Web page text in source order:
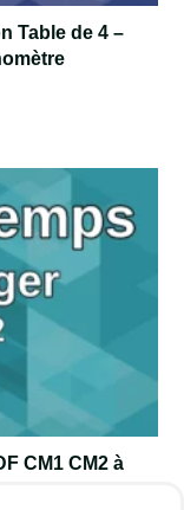
Table de 4 –
CM1 CM2 à